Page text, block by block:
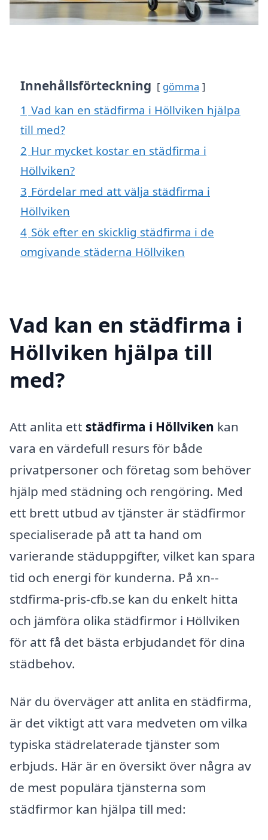
Innehållsförteckning gömma
1 Vad kan en städfirma i Höllviken hjälpa
till med?
2 Hur mycket kostar en städfirma i
Höllviken?
3 Fördelar med att välja städfirma i
Höllviken
4 Sök efter en skicklig städfirma i de
omgivande städerna Höllviken
Vad kan en städfirma i
Höllviken hjälpa till
med?
Att anlita ett städfirma i Höllviken kan
vara en värdefull resurs för både
privatpersoner och företag som behöver
hjälp med städning och rengöring. Med
ett brett utbud av tjänster är städfirmor
specialiserade på att ta hand om
varierande städuppgifter, vilket kan spara
tid och energi för kunderna. På xn--
stdfirma-pris-cfb.se kan du enkelt hitta
och jämföra olika städfirmor i Höllviken
för att få det bästa erbjudandet för dina
städbehov.
När du överväger att anlita en städfirma,
är det viktigt att vara medveten om vilka
typiska städrelaterade tjänster som
erbjuds. Här är en översikt över några av
de mest populära tjänsterna som
städfirmor kan hjälpa till med: